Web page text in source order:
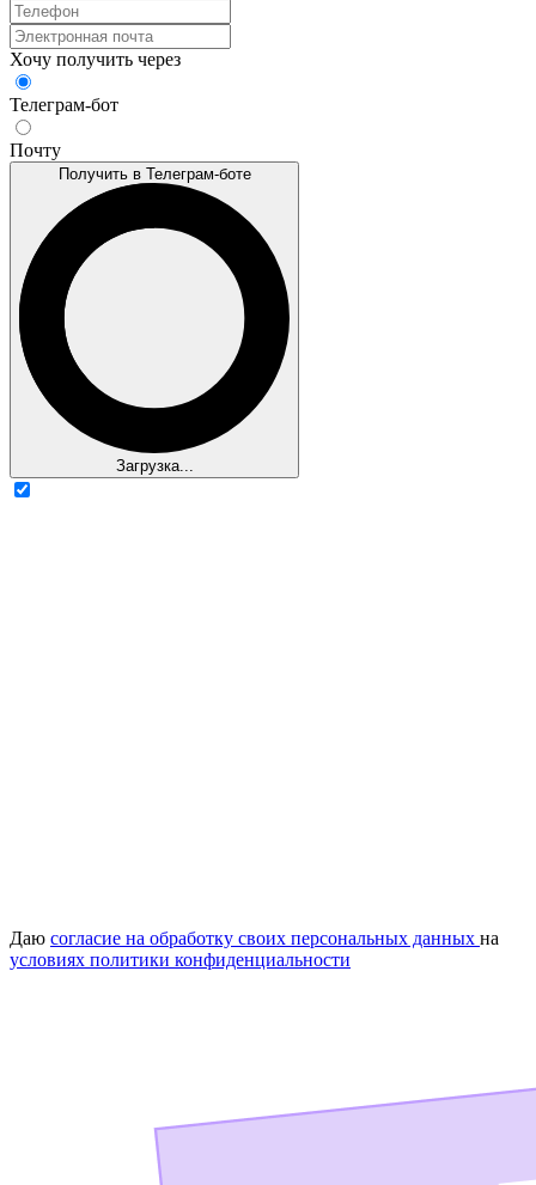
Хочу получить через
Телеграм-бот
Почту
Получить в Телеграм-боте
Загрузка...
Даю согласие на обработку своих персональных данных на
условиях политики конфиденциальности